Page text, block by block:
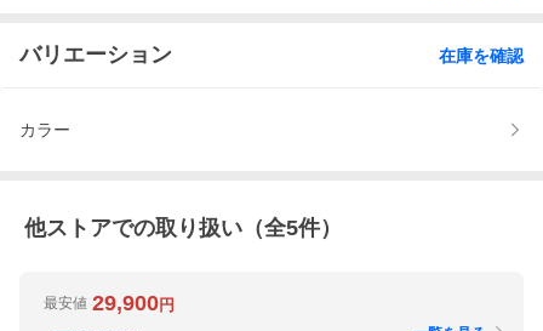
バリエーション 在庫を確認
カラー
他ストアでの取り扱い（全5件）
最安値 29,900円